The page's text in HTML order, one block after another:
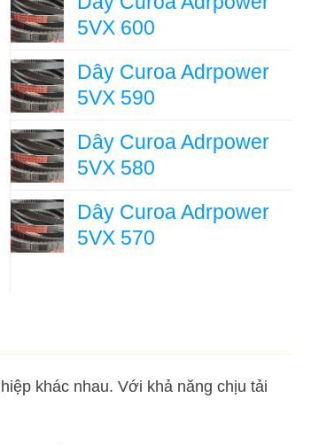
5VX 600
Dây Curoa Adrpower
5VX 590
Dây Curoa Adrpower
5VX 580
Dây Curoa Adrpower
5VX 570
khác nhau. Với khả năng chịu tải